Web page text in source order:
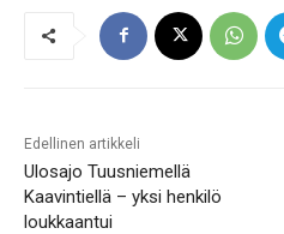
Edellinen artikkeli
Ulosajo Tuusniemellä
Kaavintiellä – yksi henkilö
loukkaantui